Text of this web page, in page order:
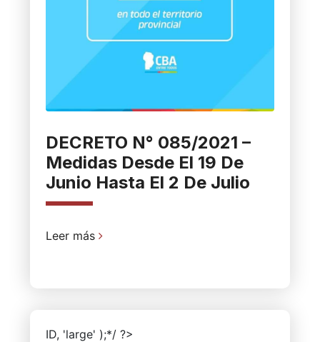
DECRETO N° 085/2021 –
Medidas Desde El 19 De
Junio Hasta El 2 De Julio
Leer más
ID, 'large' );*/ ?>